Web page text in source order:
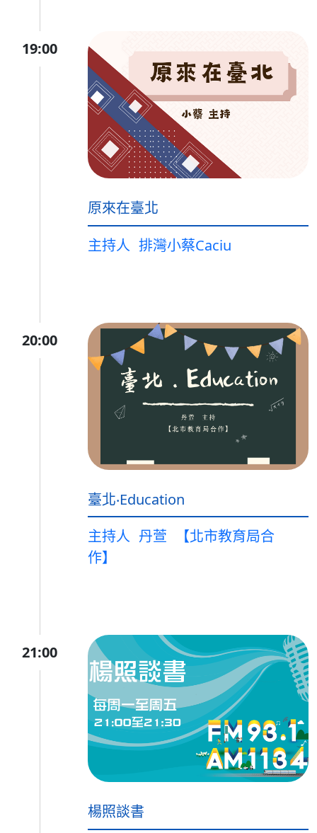
19:00
原來在臺北
主持人 排灣小蔡Caciu
20:00
臺北‧Education
主持人 丹萱
【北市教育局合
作】
21:00
楊照談書